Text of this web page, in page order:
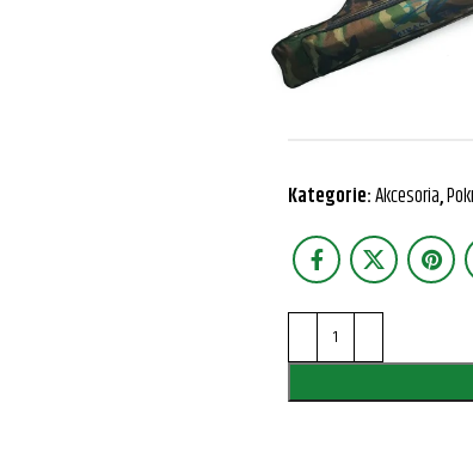
W tej
Kategorie:Akcesoria,